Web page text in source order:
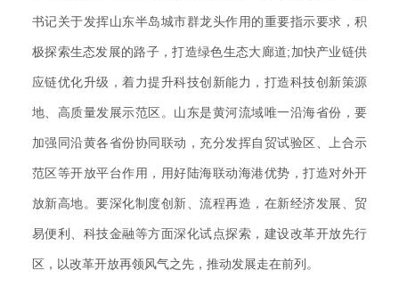
书记关于发挥山东半岛城市群龙头作用的重要指示要求，积
极探索生态发展的路子，打造绿色生态大廊道;加快产业链供
应链优化升级，着力提升科技创新能力，打造科技创新策源
地、高质量发展示范区。山东是黄河流域唯一沿海省份，要
加强同沿黄各省份协同联动，充分发挥自贸试验区、上合示
范区等开放平台作用，用好陆海联动海港优势，打造对外开
放新高地。要深化制度创新、流程再造，在新经济发展、贸
易便利、科技金融等方面深化试点探索，建设改革开放先行
区，以改革开放再领风气之先，推动发展走在前列。